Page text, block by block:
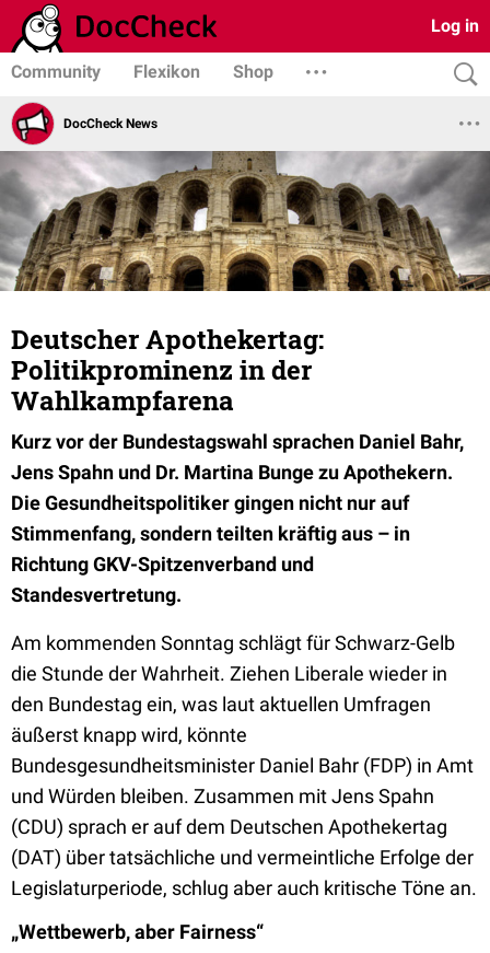
Log in
Community Flexikon Shop
DocCheck News
Deutscher Apothekertag:
Politikprominenz in der
Wahlkampfarena
Kurz vor der Bundestagswahl sprachen Daniel Bahr,
Jens Spahn und Dr. Martina Bunge zu Apothekern.
Die Gesundheitspolitiker gingen nicht nur auf
Stimmenfang, sondern teilten kräftig aus – in
Richtung GKV-Spitzenverband und
Standesvertretung.
Am kommenden Sonntag schlägt für Schwarz-Gelb
die Stunde der Wahrheit. Ziehen Liberale wieder in
den Bundestag ein, was laut aktuellen Umfragen
äußerst knapp wird, könnte
Bundesgesundheitsminister Daniel Bahr (FDP) in Amt
und Würden bleiben. Zusammen mit Jens Spahn
(CDU) sprach er auf dem Deutschen Apothekertag
(DAT) über tatsächliche und vermeintliche Erfolge der
Legislaturperiode, schlug aber auch kritische Töne an.
„Wettbewerb, aber Fairness“